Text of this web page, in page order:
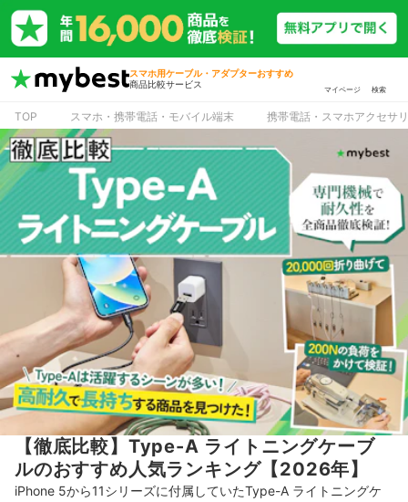
スマホ用ケーブル・アダプターおすすめ
商品比較サービス
マイページ 検索
TOP スマホ・携帯電話・モバイル端末 携帯電話・スマホアクセサリ
【徹底比較】Type-A ライトニングケーブ
ルのおすすめ人気ランキング【2026年】
iPhone 5から11シリーズに付属していたType-A ライトニングケ